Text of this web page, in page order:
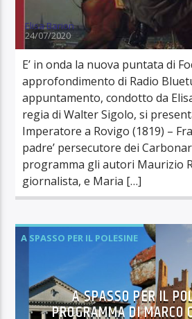
Elisa Barion
24/07/2020
E’ in onda la nuova puntata di
approfondimento di Radio
appuntamento, condotto da
regia di Walter Sigolo, si
Imperatore a Rovigo (1819) –
padre’ persecutore dei
programma gli autori Maurizio
giornalista, e Maria […]
A SPASSO PER IL POLESINE
A SPASSO PER IL
PROGRAMMA DI MARCO